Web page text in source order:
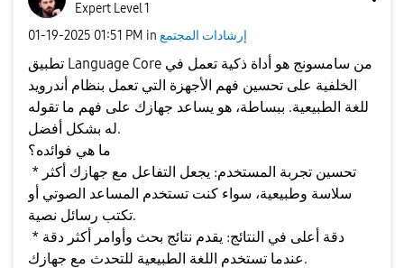
Expert Level 1
‎01-19-2025 01:51 PM in إرشادات المجتمع
تطبيق Language Core من سامسونج هو أداة ذكية تعمل في
الخلفية على تحسين فهم الأجهزة التي تعمل بنظام أندرويد
للغة الطبيعية. ببساطة، هو يساعد جهازك على فهم ما تقوله
له بشكل أفضل.
ما هي فوائده؟
* تحسين تجربة المستخدم: يجعل التفاعل مع جهازك أكثر
سلاسة وطبيعية، سواء كنت تستخدم المساعد الصوتي أو
تكتب رسائل نصية.
* دقة أعلى في النتائج: يقدم نتائج بحث وأوامر أكثر دقة
عندما تستخدم اللغة الطبيعية للتحدث مع جهازك.